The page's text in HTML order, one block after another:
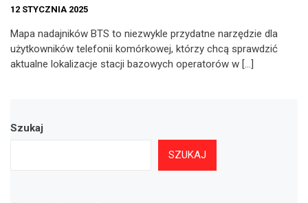
12 STYCZNIA 2025
Mapa nadajników BTS to niezwykle przydatne narzędzie dla
użytkowników telefonii komórkowej, którzy chcą sprawdzić
aktualne lokalizacje stacji bazowych operatorów w […]
Szukaj
SZUKAJ